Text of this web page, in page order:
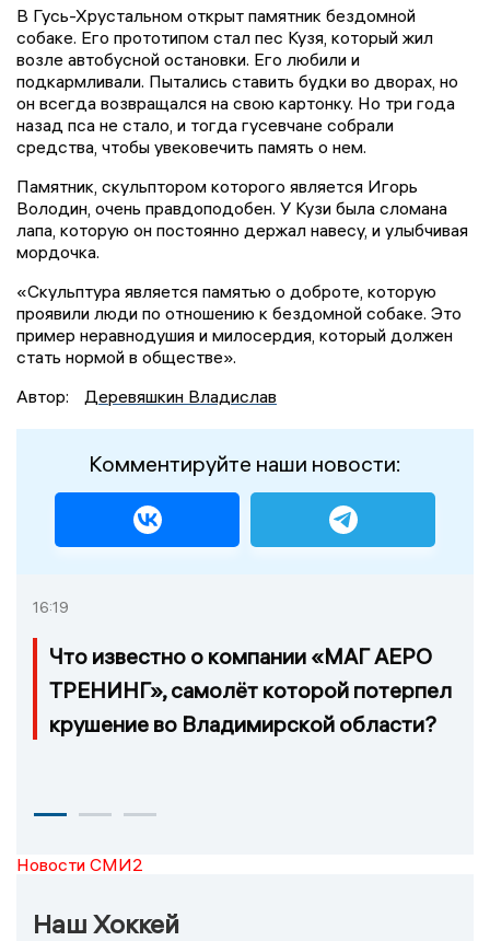
В Гусь-Хрустальном открыт памятник бездомной
собаке. Его прототипом стал пес Кузя, который жил
возле автобусной остановки. Его любили и
подкармливали. Пытались ставить будки во дворах, но
он всегда возвращался на свою картонку. Но три года
назад пса не стало, и тогда гусевчане собрали
средства, чтобы увековечить память о нем.
Памятник, скульптором которого является Игорь
Володин, очень правдоподобен. У Кузи была сломана
лапа, которую он постоянно держал навесу, и улыбчивая
мордочка.
«Скульптура является памятью о доброте, которую
проявили люди по отношению к бездомной собаке. Это
пример неравнодушия и милосердия, который должен
стать нормой в обществе».
Автор:
Деревяшкин Владислав
Комментируйте наши новости:
16:19
Что известно о компании «МАГ АЕРО
ТРЕНИНГ», самолёт которой потерпел
крушение во Владимирской области?
Новости СМИ2
Наш Хоккей